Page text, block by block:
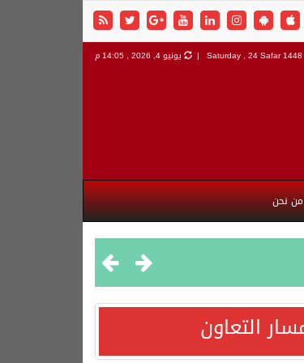
Saturday , 24 Safar يونيو 4, 2026 , 14:05 م
من نحن
التعاون